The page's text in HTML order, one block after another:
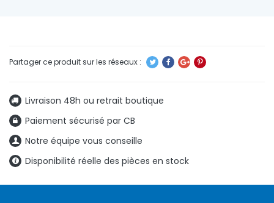
Livraison 48h ou retrait boutique
Paiement sécurisé par CB
Notre équipe vous conseille
Disponibilité réelle des pièces en stock